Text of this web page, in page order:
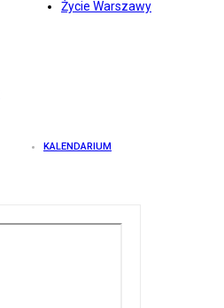
Życie Warszawy
KALENDARIUM